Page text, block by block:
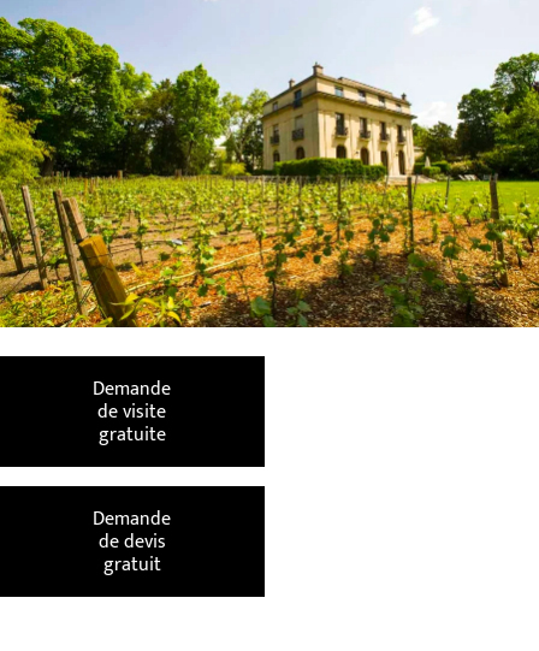
Demande
de visite
gratuite
Demande
de devis
gratuit